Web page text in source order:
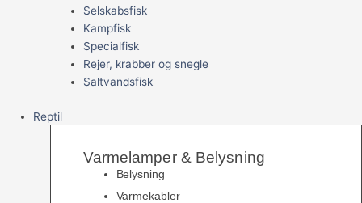
Selskabsfisk
Kampfisk
Specialfisk
Rejer, krabber og snegle
Saltvandsfisk
Reptil
Varmelamper & Belysning
Belysning
Varmekabler